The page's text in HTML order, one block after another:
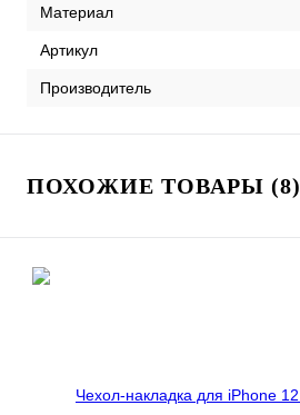
Материал
Артикул
Производитель
ПОХОЖИЕ ТОВАРЫ (8)